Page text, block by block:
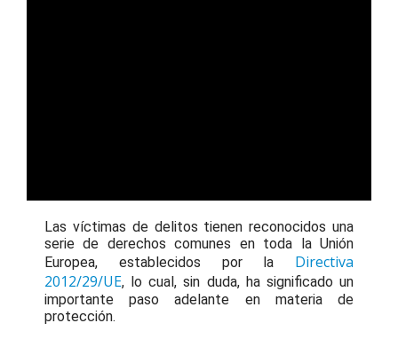
Las víctimas de delitos tienen reconocidos una
serie de derechos comunes en toda la Unión
Europea, establecidos por la Directiva
2012/29/UE, lo cual, sin duda, ha significado un
importante paso adelante en materia de
protección.